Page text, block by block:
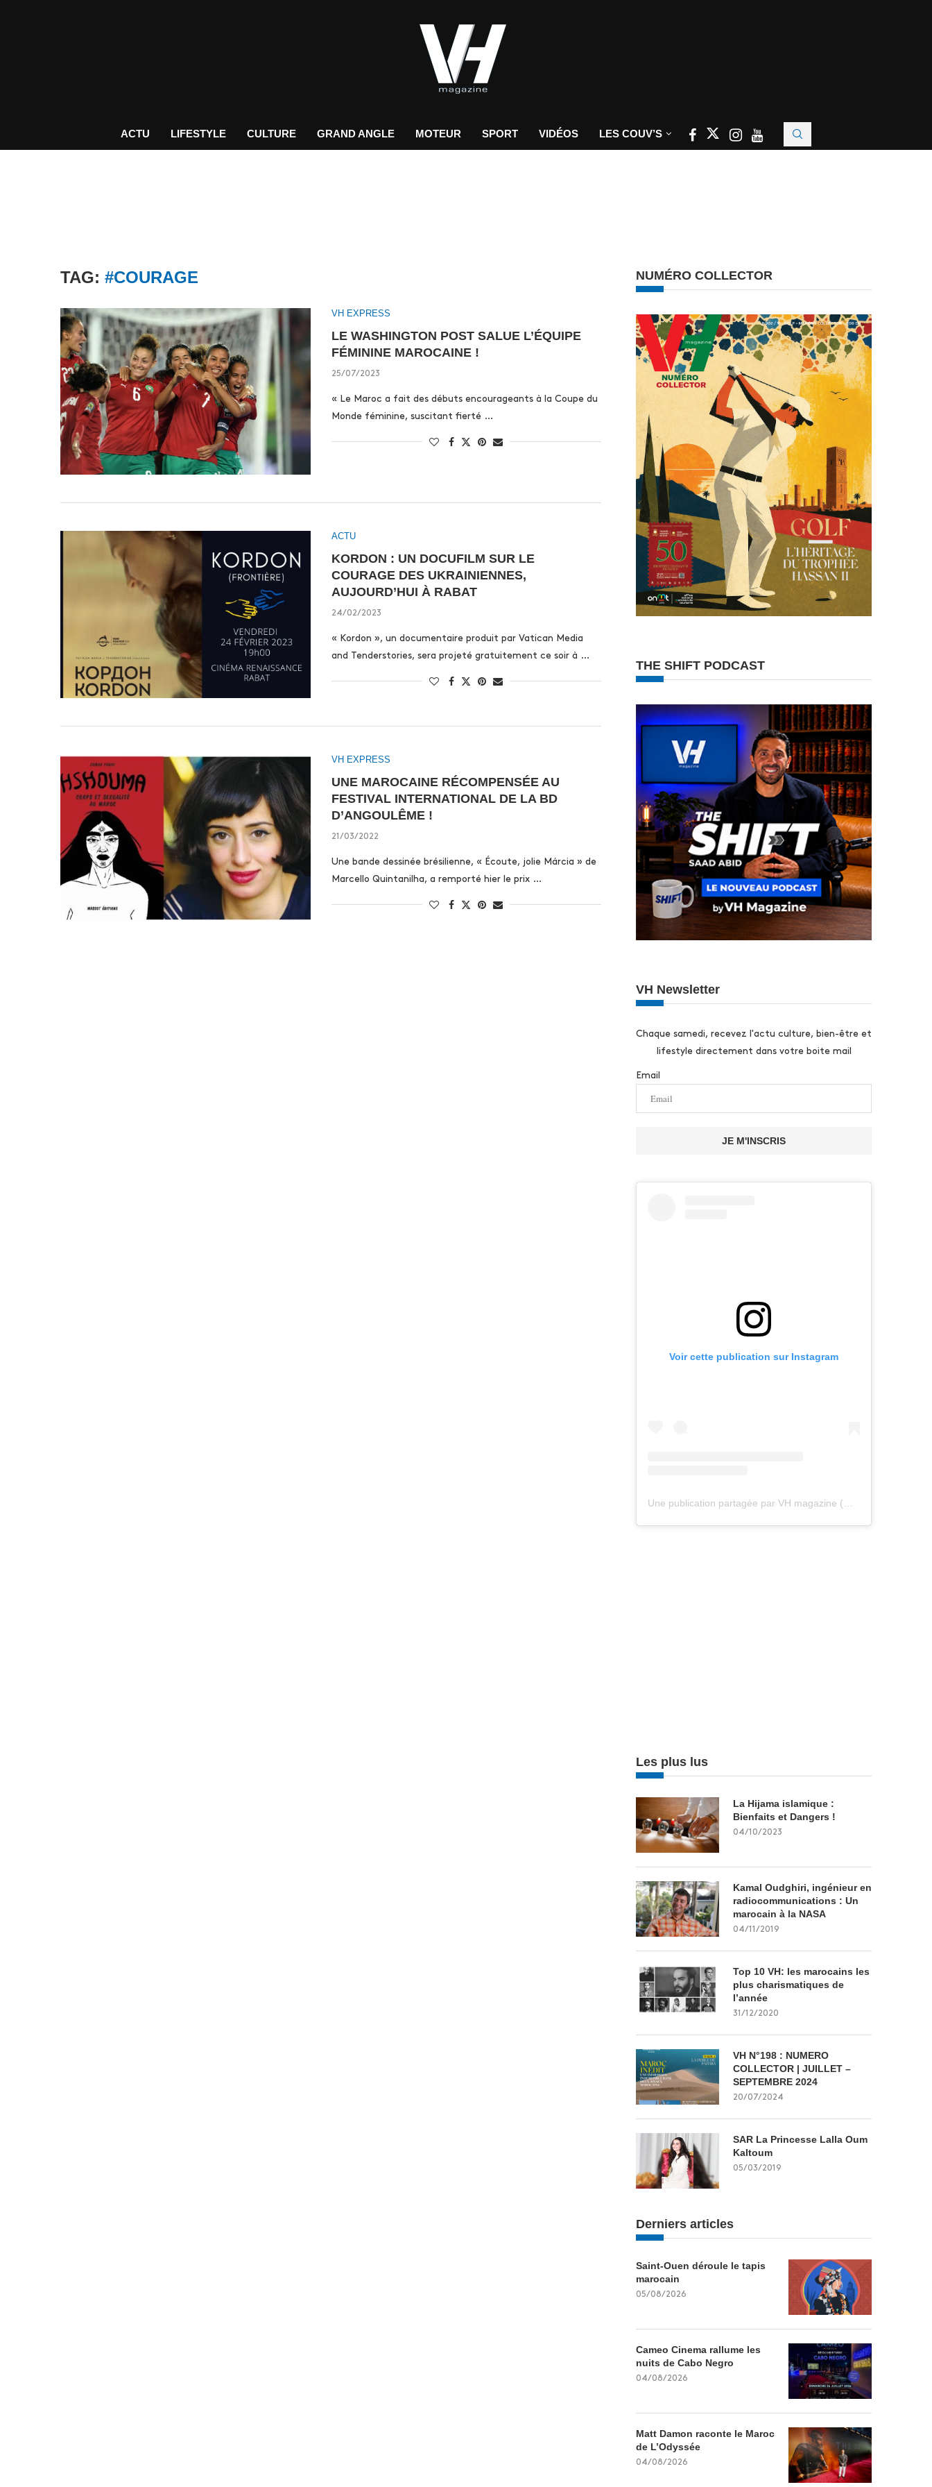
ACTU LIFESTYLE CULTURE GRAND ANGLE MOTEUR SPORT VIDÉOS LES COUV’S
TAG: #COURAGE
VH EXPRESS
LE WASHINGTON POST SALUE L’ÉQUIPE
FÉMININE MAROCAINE !
25/07/2023
« Le Maroc a fait des débuts encourageants à la Coupe du
Monde féminine, suscitant fierté …
ACTU
KORDON : UN DOCUFILM SUR LE
COURAGE DES UKRAINIENNES,
AUJOURD’HUI À RABAT
24/02/2023
« Kordon », un documentaire produit par Vatican Media
and Tenderstories, sera projeté gratuitement ce soir à …
VH EXPRESS
UNE MAROCAINE RÉCOMPENSÉE AU
FESTIVAL INTERNATIONAL DE LA BD
D’ANGOULÊME !
21/03/2022
Une bande dessinée brésilienne, « Écoute, jolie Márcia » de
Marcello Quintanilha, a remporté hier le prix …
NUMÉRO COLLECTOR
THE SHIFT PODCAST
VH Newsletter
Chaque samedi, recevez l'actu culture, bien-être et
lifestyle directement dans votre boite mail
Email
JE M'INSCRIS
Voir cette publication sur Instagram
Les plus lus
La Hijama islamique :
Bienfaits et Dangers !
04/10/2023
Kamal Oudghiri, ingénieur en
radiocommunications : Un
marocain à la NASA
04/11/2019
Top 10 VH: les marocains les
plus charismatiques de
l’année
31/12/2020
VH N°198 : NUMERO
COLLECTOR | JUILLET –
SEPTEMBRE 2024
20/07/2024
SAR La Princesse Lalla Oum
Kaltoum
05/03/2019
Derniers articles
Saint-Ouen déroule le tapis
marocain
05/08/2026
Cameo Cinema rallume les
nuits de Cabo Negro
04/08/2026
Matt Damon raconte le Maroc
de L’Odyssée
04/08/2026